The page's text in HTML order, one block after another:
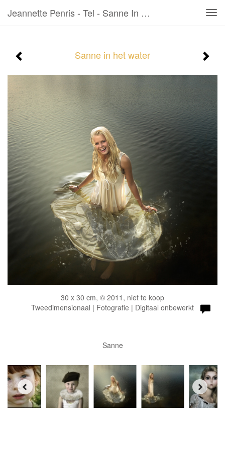
Jeannette Penris - Tel - Sanne In Het Water
Sanne in het water
30 x 30 cm, © 2011, niet te koop
Tweedimensionaal | Fotografie | Digitaal onbewerkt
Sanne